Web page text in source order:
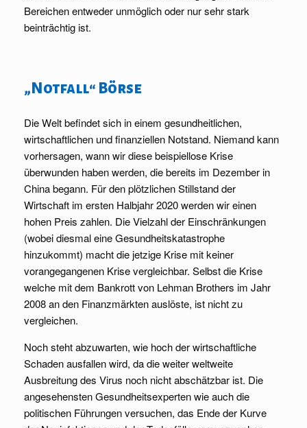
Bereichen entweder unmöglich oder nur sehr stark
beinträchtig ist.
„Notfall“ Börse
Die Welt befindet sich in einem gesundheitlichen,
wirtschaftlichen und finanziellen Notstand. Niemand kann
vorhersagen, wann wir diese beispiellose Krise
überwunden haben werden, die bereits im Dezember in
China begann. Für den plötzlichen Stillstand der
Wirtschaft im ersten Halbjahr 2020 werden wir einen
hohen Preis zahlen. Die Vielzahl der Einschränkungen
(wobei diesmal eine Gesundheitskatastrophe
hinzukommt) macht die jetzige Krise mit keiner
vorangegangenen Krise vergleichbar. Selbst die Krise
welche mit dem Bankrott von Lehman Brothers im Jahr
2008 an den Finanzmärkten auslöste, ist nicht zu
vergleichen.
Noch steht abzuwarten, wie hoch der wirtschaftliche
Schaden ausfallen wird, da die weiter weltweite
Ausbreitung des Virus noch nicht abschätzbar ist. Die
angesehensten Gesundheitsexperten wie auch die
politischen Führungen versuchen, das Ende der Kurve